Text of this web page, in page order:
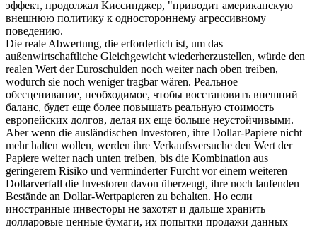
эффект, продолжал Киссинджер, "приводит американскую
внешнюю политику к одностороннему агрессивному
поведению.
Die reale Abwertung, die erforderlich ist, um das
außenwirtschaftliche Gleichgewicht wiederherzustellen, würde den
realen Wert der Euroschulden noch weiternach oben treiben,
wodurch sie noch weniger tragbar wären. Реальное
обесценивание, необходимое, чтобы восстановить внешний
баланс, будет еще более повышать реальную стоимость
европейских долгов, делая их еще больше неустойчивыми.
Aber wenn die ausländischen Investoren, ihre Dollar-Papiere nicht
mehr halten wollen, werden ihre Verkaufsversuche den Wert der
Papiere weiternach unten treiben, bis die Kombination aus
geringerem Risiko und verminderter Furcht vor einem weiteren
Dollarverfall die Investoren davon überzeugt, ihre noch laufenden
Bestände an Dollar-Wertpapieren zu behalten. Но если
иностранные инвесторы не захотят и дальше хранить
долларовые ценные бумаги, их попытки продажи данных